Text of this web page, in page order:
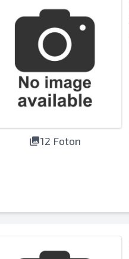
12 Foton